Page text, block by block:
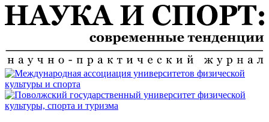
Перейти
к